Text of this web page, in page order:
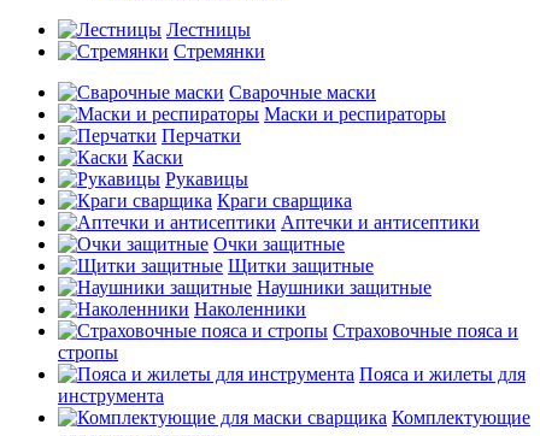
Лестницы
Стремянки
Сварочные маски
Маски и респираторы
Перчатки
Каски
Рукавицы
Краги сварщика
Аптечки и антисептики
Очки защитные
Щитки защитные
Наушники защитные
Наколенники
Страховочные пояса и
стропы
Пояса и жилеты для
инструмента
Комплектующие